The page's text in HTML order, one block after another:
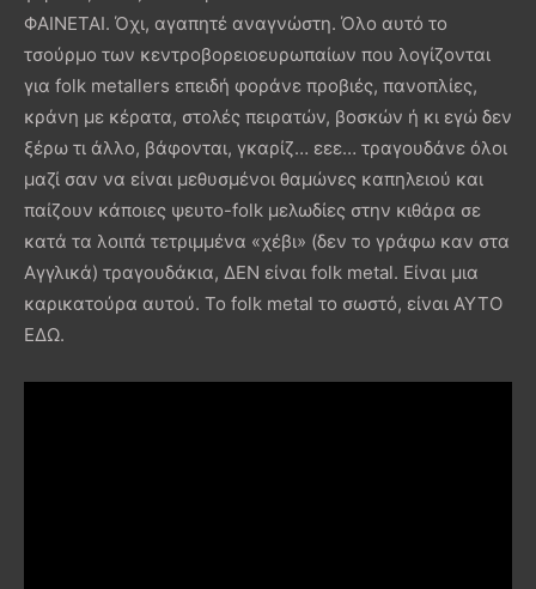
ΦΑΙΝΕΤΑΙ. Όχι, αγαπητέ αναγνώστη. Όλο αυτό το
τσούρμο των κεντροβορειοευρωπαίων που λογίζονται
για folk metallers επειδή φοράνε προβιές, πανοπλίες,
κράνη με κέρατα, στολές πειρατών, βοσκών ή κι εγώ δεν
ξέρω τι άλλο, βάφονται, γκαρίζ… εεε… τραγουδάνε όλοι
μαζί σαν να είναι μεθυσμένοι θαμώνες καπηλειού και
παίζουν κάποιες ψευτο-folk μελωδίες στην κιθάρα σε
κατά τα λοιπά τετριμμένα «χέβι» (δεν το γράφω καν στα
Αγγλικά) τραγουδάκια, ΔΕΝ είναι folk metal. Είναι μια
καρικατούρα αυτού. Το folk metal το σωστό, είναι ΑΥΤΟ
ΕΔΩ.